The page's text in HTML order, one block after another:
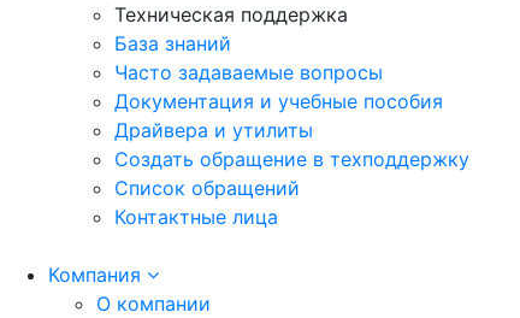
Техническая поддержка
База знаний
Часто задаваемые вопросы
Документация и учебные пособия
Драйвера и утилиты
Создать обращение в техподдержку
Список обращений
Контактные лица
Компания
О компании